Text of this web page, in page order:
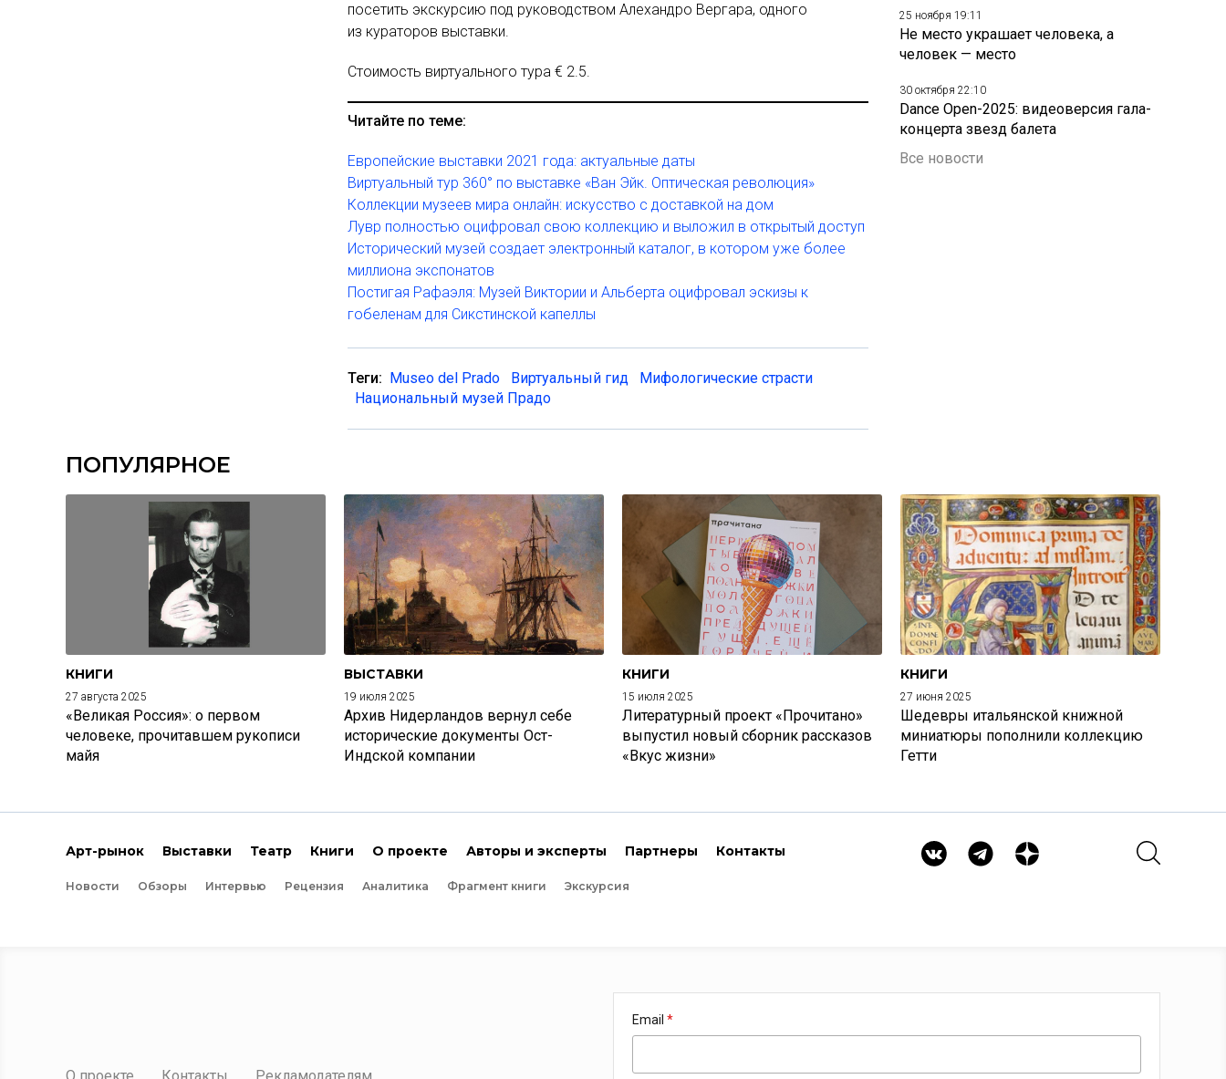
посетить экскурсию под руководством Алехандро Вергара, одного
из кураторов выставки.
Стоимость виртуального тура € 2.5.
Читайте по теме:
Европейские выставки 2021 года: актуальные даты
Виртуальный тур 360° по выставке «Ван Эйк. Оптическая революция»
Коллекции музеев мира онлайн: искусство с доставкой на дом
Лувр полностью оцифровал свою коллекцию и выложил в открытый доступ
Исторический музей создает электронный каталог, в котором уже более
миллиона экспонатов
Постигая Рафаэля: Музей Виктории и Альберта оцифровал эскизы к
гобеленам для Сикстинской капеллы
Теги: Museo del Prado Виртуальный гид
Мифологические страсти
Национальный музей Прадо
25 ноября 19:11
Не место украшает человека, а
человек — место
30 октября 22:10
Dance Open-2025: видеоверсия гала-
концерта звезд балета
Все новости
ПОПУЛЯРНОЕ
КНИГИ
27 августа 2025
«Великая Россия»: о первом
человеке, прочитавшем рукописи
майя
ВЫСТАВКИ
19 июля 2025
Архив Нидерландов вернул себе
исторические документы Ост-
Индской компании
КНИГИ
15 июля 2025
Литературный проект «Прочитано»
выпустил новый сборник рассказов
«Вкус жизни»
КНИГИ
27 июня 2025
Шедевры итальянской книжной
миниатюры пополнили коллекцию
Гетти
Арт-рынок Выставки Театр Книги О проекте Авторы и эксперты Партнеры Контакты
Новости Обзоры Интервью Рецензия Аналитика Фрагмент книги Экскурсия
О проекте Контакты Рекламодателям
Email